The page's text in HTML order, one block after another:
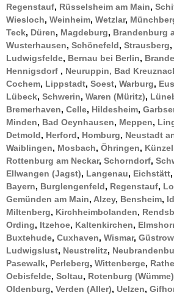
Regenstauf, Rüsselsheim am Main,
Wiesloch, Weinheim, Wetzlar,
Teck, Düren, Magdeburg, Brandenburg
Wusterhausen, Schönefeld, Strausberg,
Ludwigsfelde, Bernau bei Berlin,
Hennigsdorf , Neuruppin, Bad
Cochem, Lippstadt, Soest, Warburg,
Lübeck, Schwerin, Waren (Müritz),
Bremerhaven, Celle, Hildesheim,
Minden, Bad Oeynhausen, Meppen,
Detmold, Herford, Homburg, Neustadt
Waiblingen, Mosbach, Öhringen,
Rottenburg am Neckar, Schorndorf,
Ellwangen (Jagst), Langenau, Eichstätt,
Bayern, Burglengenfeld, Regenstauf,
Gemünden am Main, Alzey, Bensheim,
Miltenberg, Kirchheimbolanden,
Ording, Itzehoe, Kaltenkirchen,
Buxtehude, Cuxhaven, Wismar, Güstrow
Ludwigslust, Neustrelitz,
Pasewalk, Perleberg, Wittenberge,
Oebisfelde, Soltau, Rotenburg (Wümme)
Oldenburg, Verden (Aller), Uelzen,